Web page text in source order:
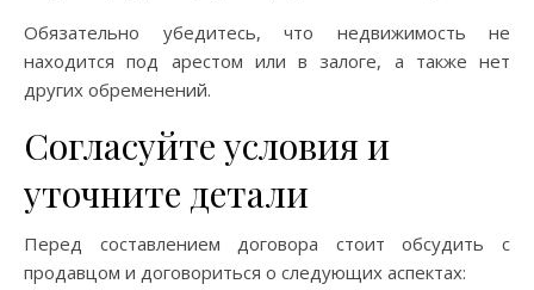
Обязательно убедитесь, что недвижимость не
находится под арестом или в залоге, а также нет
других обременений.
Согласуйте условия и
уточните детали
Перед составлением договора стоит обсудить с
продавцом и договориться о следующих аспектах: